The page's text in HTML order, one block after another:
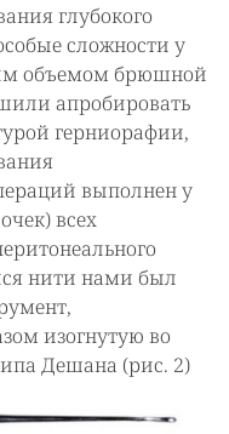
глубокого
сложности у
объемом брюшной
апробировать
герниорафии,
выполнен у
всех
нити нами был
изогнутую во
Дешана (рис. 2)